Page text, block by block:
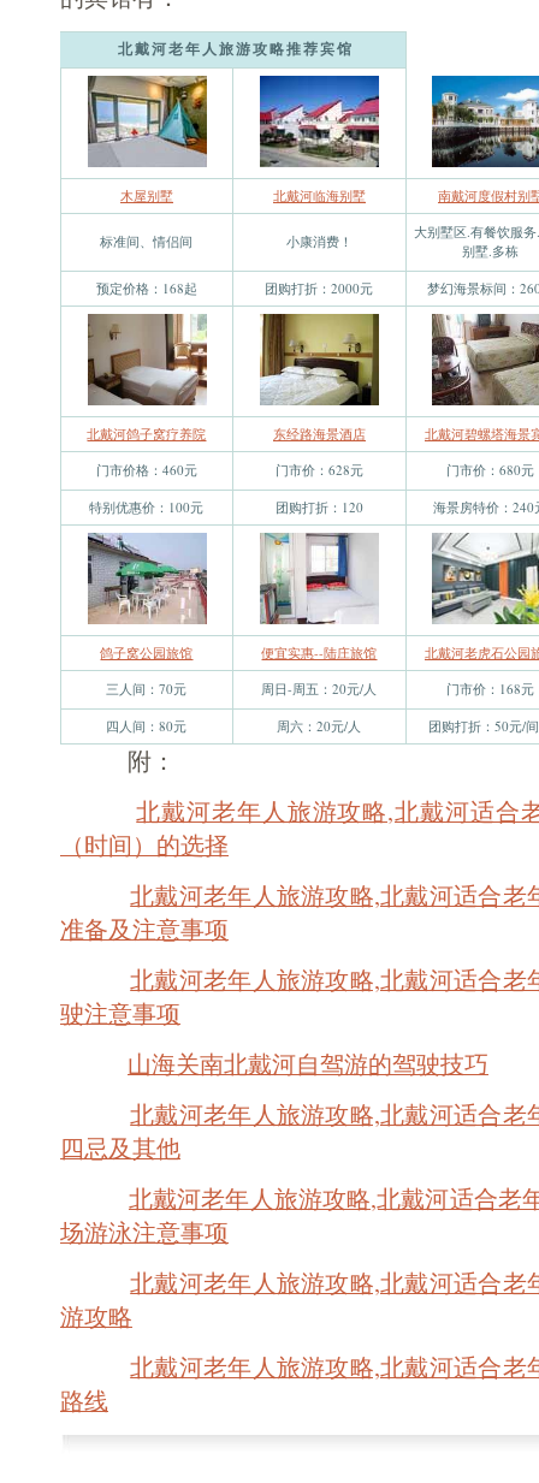
北戴河老年人旅游攻略推荐宾馆
木屋别墅 北戴河临海别墅 南戴河度假村别
标准间、情侣间 小康消费！
大别墅区.有餐饮服
别墅.多栋
预定价格：168起 团购打折：2000元 梦幻海景标间：
北戴河鸽子窝疗养院 东经路海景酒店
北戴河碧螺塔海景
门市价格：460元
门市价：628元 门市价：680元
特别优惠价：100元 团购打折：120 海景房特价：240
鸽子窝公园旅馆 便宜实惠--陆庄旅馆
北戴河老虎石公园
三人间：70元
周日-周五：20元/人 门市价：168元
四人间：80元 周六：20元/人 团购打折：50元/
附：
北戴河老年人旅游攻略,北戴河适合
（时间）的选择
北戴河老年人旅游攻略,北戴河适合老
准备及注意事项
北戴河老年人旅游攻略,北戴河适合老
驶注意事项
山海关南北戴河自驾游的驾驶技巧
北戴河老年人旅游攻略,北戴河适合老
四忌及其他
北戴河老年人旅游攻略,北戴河适合老
场游泳注意事项
北戴河老年人旅游攻略,北戴河适合老
游攻略
北戴河老年人旅游攻略,北戴河适合老
路线